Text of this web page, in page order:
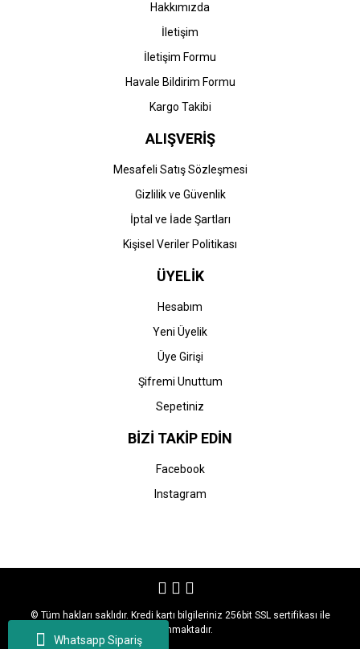
Whatsapp Sipariş
Gönder
Hakkımızda
İletişim
İletişim Formu
Havale Bildirim Formu
Kargo Takibi
ALIŞVERİŞ
Mesafeli Satış Sözleşmesi
Gizlilik ve Güvenlik
İptal ve İade Şartları
Kişisel Veriler Politikası
ÜYELİK
Hesabım
Yeni Üyelik
Üye Girişi
Şifremi Unuttum
Sepetiniz
BİZİ TAKİP EDİN
Facebook
Instagram
© Tüm hakları saklıdır. Kredi kartı bilgileriniz 256bit SSL sertifikası ile
korunmaktadır.